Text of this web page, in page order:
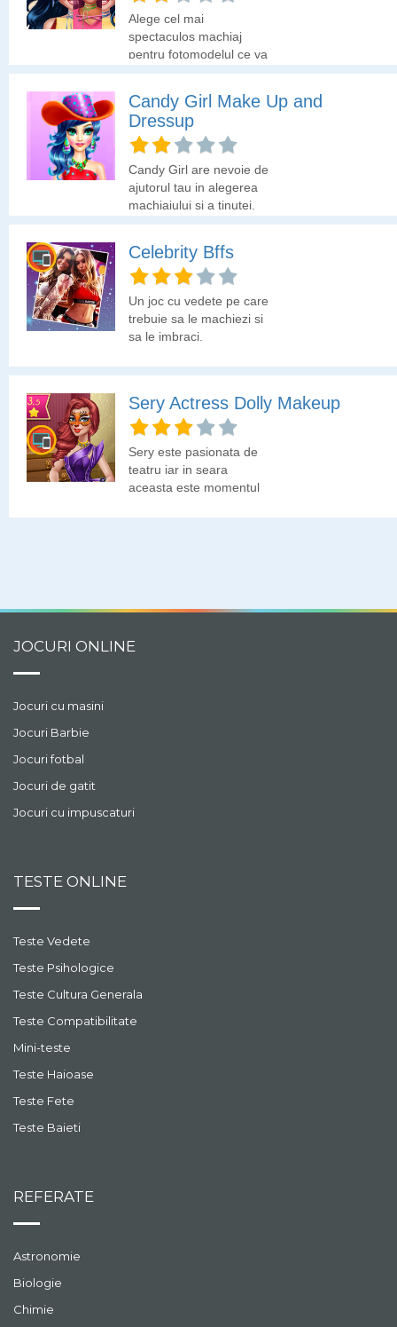
Alege cel mai
spectaculos machiaj
pentru fotomodelul ce va
aparea in revista de
Candy Girl Make Up and
Dressup
Candy Girl are nevoie de
ajutorul tau in alegerea
machiajului si a tinutei.
Vrei sa o ajuti?
Celebrity Bffs
Un joc cu vedete pe care
trebuie sa le machiezi si
sa le imbraci.
Sery Actress Dolly Makeup
Sery este pasionata de
teatru iar in seara
aceasta este momentul
frumoase pentru a te
in lumina reflectoarelor
JOCURI ONLINE
Jocuri cu masini
Jocuri Barbie
Jocuri fotbal
Jocuri de gatit
Jocuri cu impuscaturi
TESTE ONLINE
Teste Vedete
Teste Psihologice
Teste Cultura Generala
Teste Compatibilitate
Mini-teste
Teste Haioase
Teste Fete
Teste Baieti
REFERATE
Astronomie
Biologie
Chimie